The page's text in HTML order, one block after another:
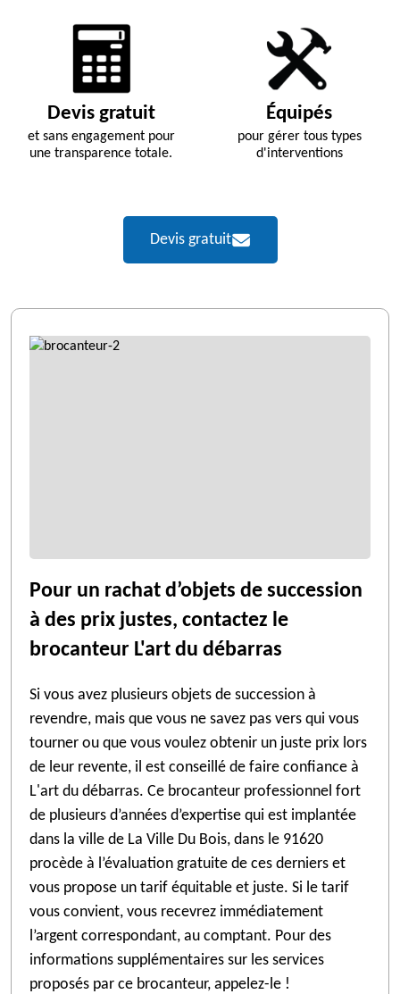
Devis gratuit
et sans engagement pour
une transparence totale.
Équipés
pour gérer tous types
d'interventions
Devis gratuit
Pour un rachat d’objets de succession
à des prix justes, contactez le
brocanteur L'art du débarras
Si vous avez plusieurs objets de succession à
revendre, mais que vous ne savez pas vers qui vous
tourner ou que vous voulez obtenir un juste prix lors
de leur revente, il est conseillé de faire confiance à
L'art du débarras. Ce brocanteur professionnel fort
de plusieurs d’années d’expertise qui est implantée
dans la ville de La Ville Du Bois, dans le 91620
procède à l’évaluation gratuite de ces derniers et
vous propose un tarif équitable et juste. Si le tarif
vous convient, vous recevrez immédiatement
l’argent correspondant, au comptant. Pour des
informations supplémentaires sur les services
proposés par ce brocanteur, appelez-le !